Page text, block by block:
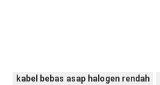
kabel bebas asap halogen rendah